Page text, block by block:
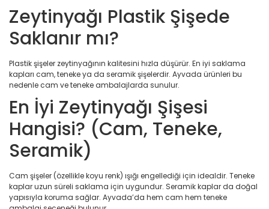
Zeytinyağı Plastik Şişede
Saklanır mı?
Plastik şişeler zeytinyağının kalitesini hızla düşürür. En iyi saklama
kapları cam, teneke ya da seramik şişelerdir. Ayvada ürünleri bu
nedenle cam ve teneke ambalajlarda sunulur.
En İyi Zeytinyağı Şişesi
Hangisi? (Cam, Teneke,
Seramik)
Cam şişeler (özellikle koyu renk) ışığı engellediği için idealdir. Teneke
kaplar uzun süreli saklama için uygundur. Seramik kaplar da doğal
yapısıyla koruma sağlar. Ayvada’da hem cam hem teneke